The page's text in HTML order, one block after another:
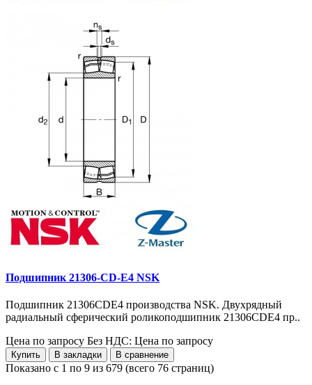
Подшипник 21306-CD-E4 NSK
Подшипник 21306CDE4 производства NSK. Двухрядный
радиальный сферический роликоподшипник 21306CDE4 пр..
Цена по запросу Без НДС: Цена по запросу
Купить В закладки В сравнение
Показано с 1 по 9 из 679 (всего 76 страниц)